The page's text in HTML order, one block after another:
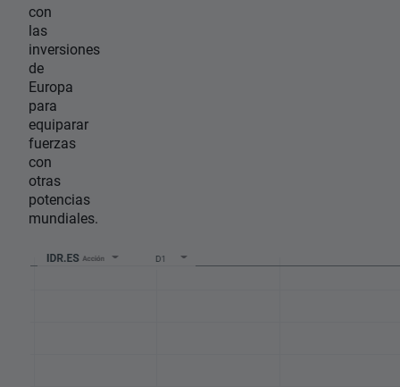
con
las
inversiones
de
Europa
para
equiparar
fuerzas
con
otras
potencias
mundiales.